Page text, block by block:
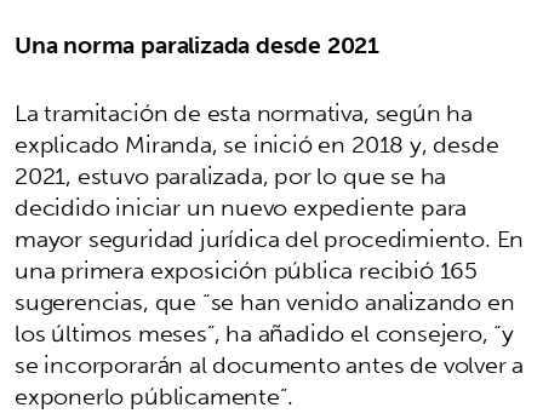
Una norma paralizada desde 2021
La tramitación de esta normativa, según ha
explicado Miranda, se inició en 2018 y, desde
2021, estuvo paralizada, por lo que se ha
decidido iniciar un nuevo expediente para
mayor seguridad jurídica del procedimiento. En
una primera exposición pública recibió 165
sugerencias, que “se han venido analizando en
los últimos meses”, ha añadido el consejero, “y
se incorporarán al documento antes de volver a
exponerlo públicamente”.